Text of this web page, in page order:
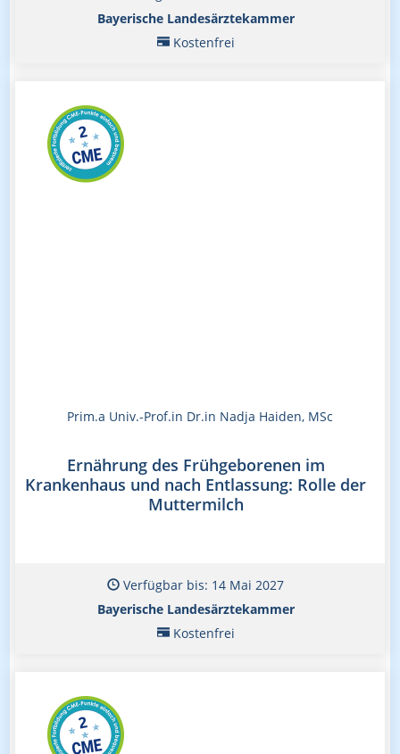
Bayerische Landesärztekammer
Kostenfrei
Prim.a Univ.-Prof.in Dr.in Nadja Haiden, MSc
Ernährung des Frühgeborenen im
Krankenhaus und nach Entlassung: Rolle der
Muttermilch
Verfügbar bis: 14 Mai 2027
Bayerische Landesärztekammer
Kostenfrei